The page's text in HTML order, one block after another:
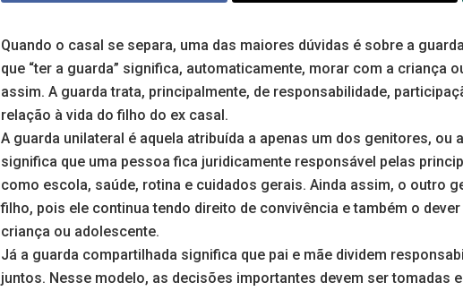
Quando o casal se separa, uma das maiores dúvidas é sobre a
que “ter a guarda” significa, automaticamente, morar com a criança
assim. A guarda trata, principalmente, de responsabilidade,
relação à vida do filho do ex casal.
A guarda unilateral é aquela atribuída a apenas um dos genitores, ou
significa que uma pessoa fica juridicamente responsável pelas
como escola, saúde, rotina e cuidados gerais. Ainda assim, o outro
filho, pois ele continua tendo direito de convivência e também o
criança ou adolescente.
Já a guarda compartilhada significa que pai e mãe dividem
juntos. Nesse modelo, as decisões importantes devem ser tomadas